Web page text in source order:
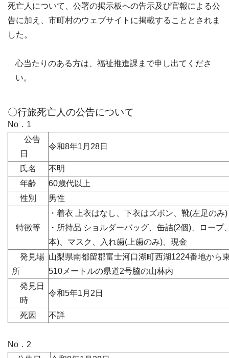
死亡人について、公署の掲示板への告示及び官報による公
告に加え、市町村のウェブサイトに掲載することとされま
した。
心当たりのある方は、福祉推進課まで申し出てくださ
い。
〇行旅死亡人の公告について
No．1
公告
日
令和8年1月28日
氏名
不明
年齢
60歳代以上
性別
男性
特徴等
・着衣 上衣はなし、下衣はズボン、靴(左足のみ)
・所持品 ショルダーバッグ、缶詰(2個)、ロープ
本)、マスク、入れ歯(上歯のみ)、現金
発見場
所
山梨県南都留郡富士河口湖町西湖1224番地から
510メートルの県道2号脇の山林内
発見日
時
令和5年1月2日
死因 不詳
No．2